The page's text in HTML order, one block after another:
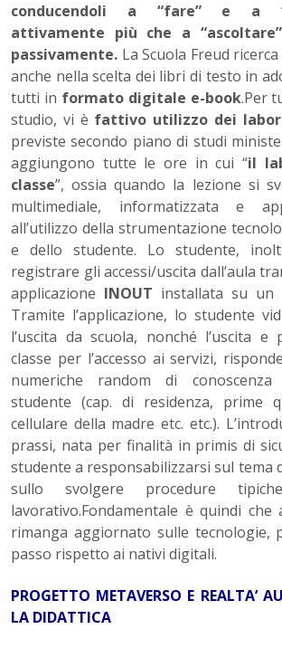
conducendoli a “fare” e a
attivamente più che a
passivamente. La Scuola Freud
anche nella scelta dei libri di testo in
tutti in formato digitale e-book.Per
studio, vi è fattivo utilizzo dei
previste secondo piano di studi
aggiungono tutte le ore in cui “il
classe”, ossia quando la lezione si
multimediale, informatizzata e
all’utilizzo della strumentazione
e dello studente. Lo studente,
registrare gli accessi/uscita dall’aula
applicazione INOUT installata su un
Tramite l’applicazione, lo studente
l’uscita da scuola, nonché l’uscita e
classe per l’accesso ai servizi,
numeriche random di conoscenza
studente (cap. di residenza, prime
cellulare della madre etc. etc.).
prassi, nata per finalità in primis di
studente a responsabilizzarsi sul tema
sullo svolgere procedure
lavorativo.Fondamentale è quindi che
rimanga aggiornato sulle tecnologie,
passo rispetto ai nativi digitali.
PROGETTO METAVERSO E REALTA’
LA DIDATTICA